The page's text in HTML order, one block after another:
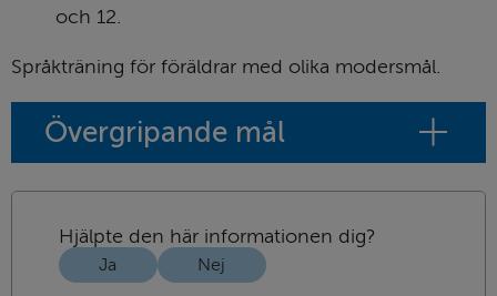
och 12.
Språkträning för föräldrar med olika modersmål.
Övergripande mål
Hjälpte den här informationen dig?
Ja Nej